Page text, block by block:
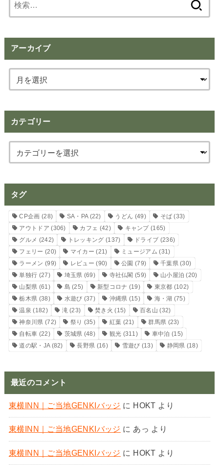
索:
アーカイブ
カテゴリー
タグ
CP企画 (28) SA・PA(22) うどん (49) そば (33)
アウトドア (306) カフェ (42) キャンプ(165)
グルメ (242) トレッキング (137) ドライブ (236)
フェリー (20) マイカー (21) ミュージアム (31)
ラーメン (99) レビュー (90) 公園 (79) 千葉県(30)
単独行 (27) 埼玉県 (69) 寺社仏閣 (59) 山小屋泊 (20)
山梨県 (61) 島 (25) 新型コロナ (19) 東京都 (102)
栃木県 (38) 水遊び (37) 沖縄県 (15) 海・湖 (75)
温泉 (182) 滝(23) 焚き火 (15) 百名山 (32)
神奈川県 (72) 祭り (35) 紅葉 (21) 群馬県 (23)
自転車 (22) 茨城県 (48) 観光 (311) 車中泊 (15)
道の駅・JA(82) 長野県 (16) 雪遊び (13) 静岡県 (18)
最近のコメント
東横INN｜ご当地GENKIバッジ に HOKT より
東横INN｜ご当地GENKIバッジ に あっ より
東横INN｜ご当地GENKIバッジ に HOKT より